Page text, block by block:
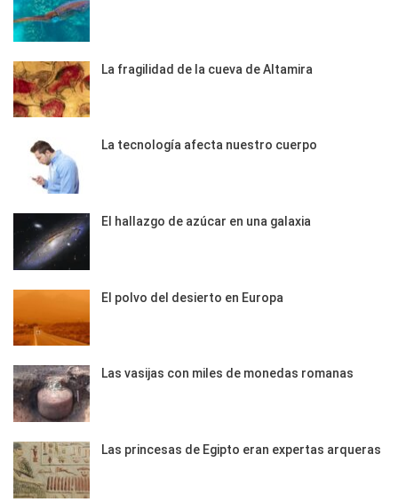
La fragilidad de la cueva de Altamira
La tecnología afecta nuestro cuerpo
El hallazgo de azúcar en una galaxia
El polvo del desierto en Europa
Las vasijas con miles de monedas romanas
Las princesas de Egipto eran expertas arqueras